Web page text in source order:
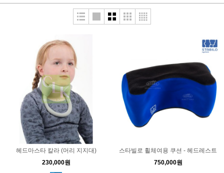
헤드마스타 칼라 (머리 지지대)
230,000원
스타빌로 휠체여용 쿠션 - 헤드레스트
750,000원